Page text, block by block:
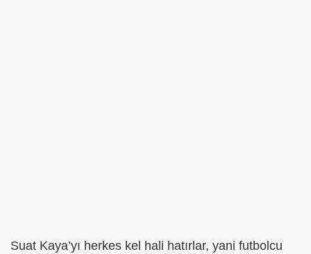
Suat Kaya’yı herkes kel hali hatırlar, yani futbolcu